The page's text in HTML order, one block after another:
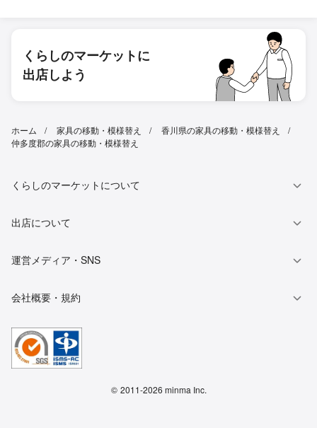
くらしのマーケットに
出店しよう
ホーム 家具の移動・模様替え
香川県の家具の移動・模様替え
仲多度郡の家具の移動・模様替え
くらしのマーケットについて
出店について
運営メディア・SNS
会社概要・規約
© 2011-2026 minma Inc.